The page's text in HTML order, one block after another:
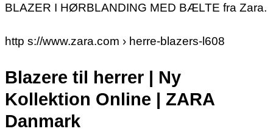
BLAZER I HØRBLANDING MED BÆLTE fra Zara.
http s://www.zara.com › herre-blazers-l608
Blazere til herrer | Ny
Kollektion Online | ZARA
Danmark